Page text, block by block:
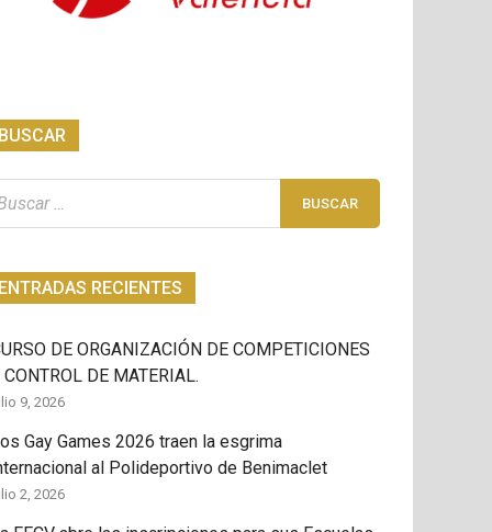
BUSCAR
ENTRADAS RECIENTES
DE ORGANIZACIÓN DE COMPETICIONES
CONTROL DE MATERIAL.
9, 2026
Gay Games 2026 traen la esgrima
al Polideportivo de Benimaclet
2, 2026